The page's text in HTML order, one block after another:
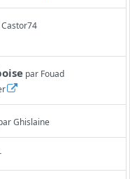
Castor74
par Fouad
Ghislaine